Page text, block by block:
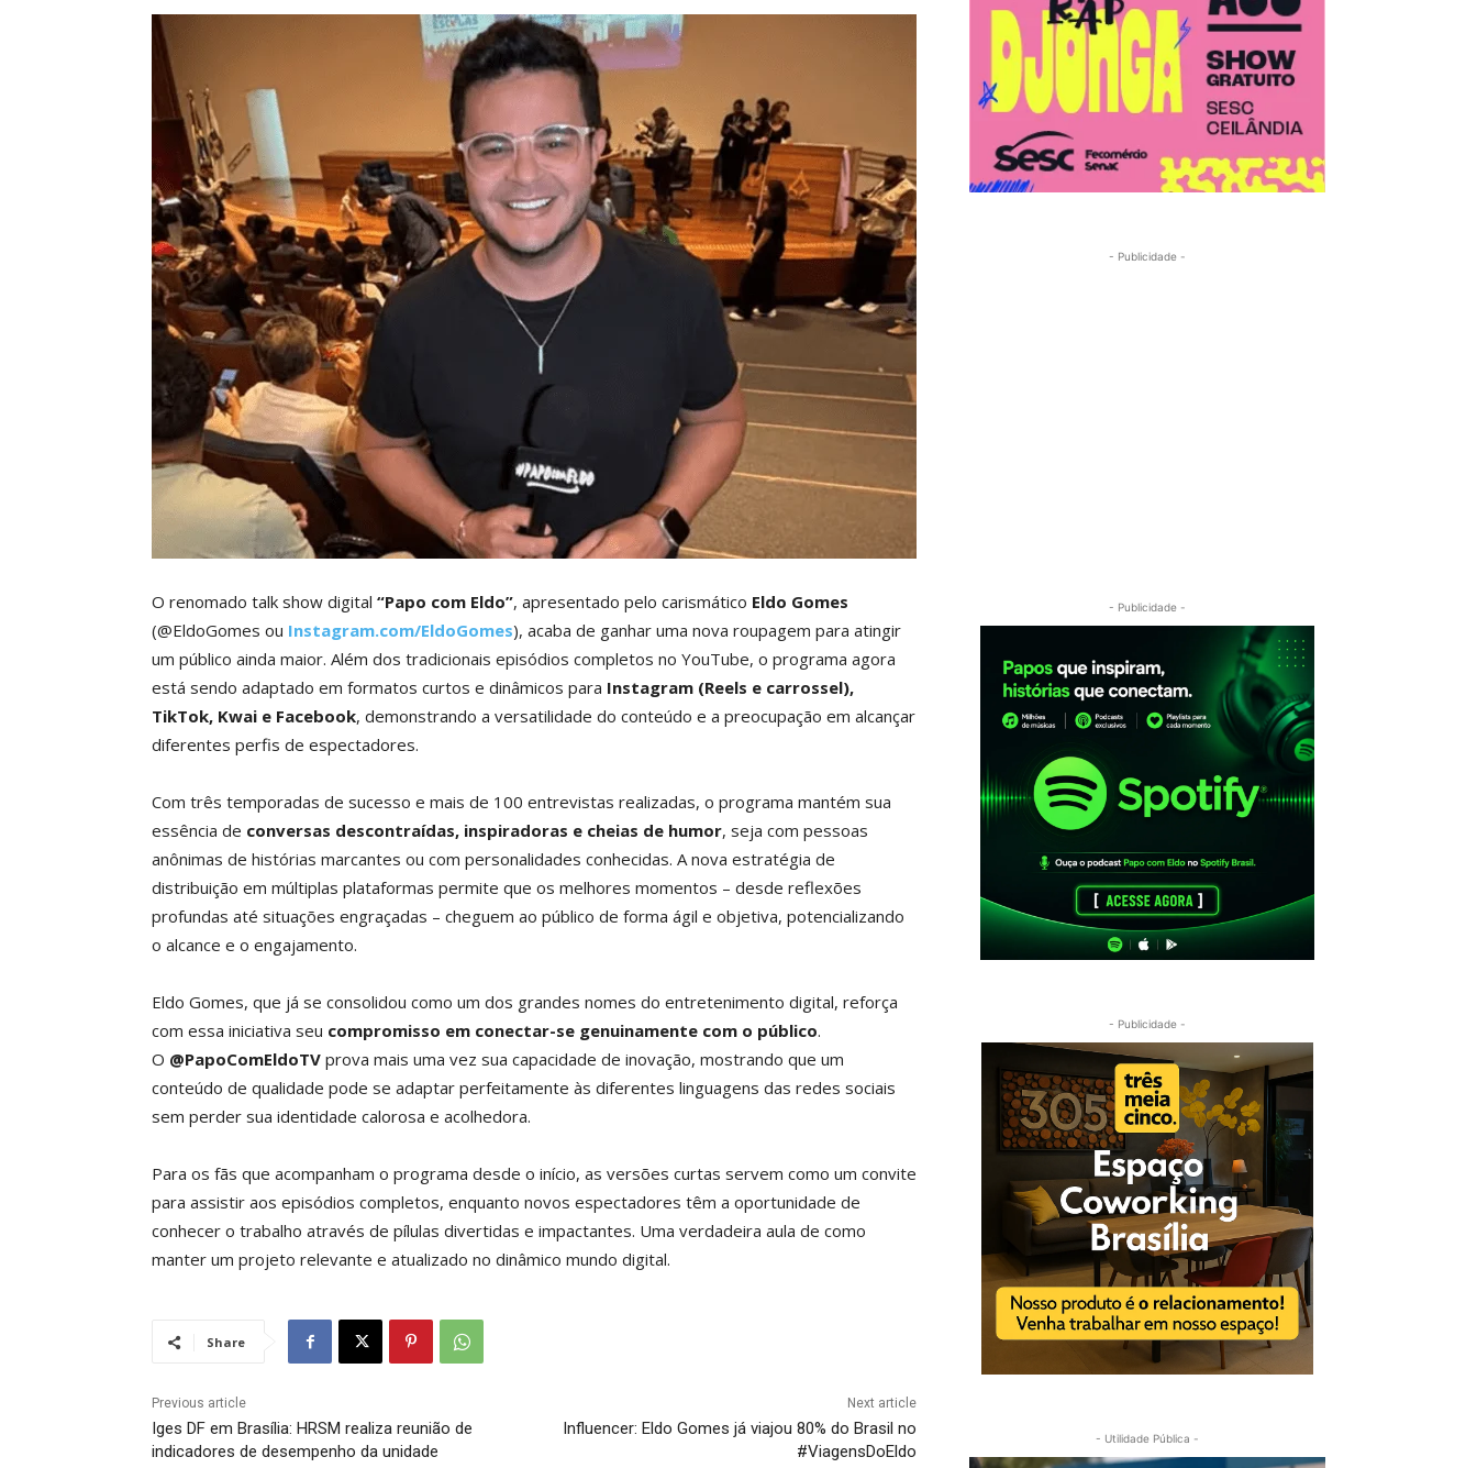
O renomado talk show digital “Papo com Eldo”, apresentado pelo carismático Eldo Gomes
(@EldoGomes ou Instagram.com/EldoGomes), acaba de ganhar uma nova roupagem para atingir
um público ainda maior. Além dos tradicionais episódios completos no YouTube, o programa agora
está sendo adaptado em formatos curtos e dinâmicos para Instagram (Reels e carrossel),
TikTok, Kwai e Facebook, demonstrando a versatilidade do conteúdo e a preocupação em alcançar
diferentes perfis de espectadores.
Com três temporadas de sucesso e mais de 100 entrevistas realizadas, o programa mantém sua
essência de conversas descontraídas, inspiradoras e cheias de humor, seja com pessoas
anônimas de histórias marcantes ou com personalidades conhecidas. A nova estratégia de
distribuição em múltiplas plataformas permite que os melhores momentos – desde reflexões
profundas até situações engraçadas – cheguem ao público de forma ágil e objetiva, potencializando
o alcance e o engajamento.
Eldo Gomes, que já se consolidou como um dos grandes nomes do entretenimento digital, reforça
com essa iniciativa seu compromisso em conectar-se genuinamente com o público.
O @PapoComEldoTV prova mais uma vez sua capacidade de inovação, mostrando que um
conteúdo de qualidade pode se adaptar perfeitamente às diferentes linguagens das redes sociais
sem perder sua identidade calorosa e acolhedora.
Para os fãs que acompanham o programa desde o início, as versões curtas servem como um convite
para assistir aos episódios completos, enquanto novos espectadores têm a oportunidade de
conhecer o trabalho através de pílulas divertidas e impactantes. Uma verdadeira aula de como
manter um projeto relevante e atualizado no dinâmico mundo digital.
Share
Previous article
Iges DF em Brasília: HRSM realiza reunião de
indicadores de desempenho da unidade
Next article
Influencer: Eldo Gomes já viajou 80% do Brasil no
#ViagensDoEldo
- Publicidade -
- Publicidade -
- Publicidade -
- Utilidade Pública -